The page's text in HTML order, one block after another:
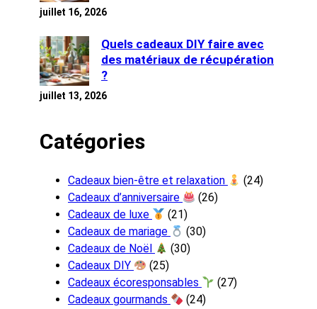
juillet 16, 2026
Quels cadeaux DIY faire avec
des matériaux de récupération
?
juillet 13, 2026
Catégories
Cadeaux bien-être et relaxation
(24)
Cadeaux d’anniversaire
(26)
Cadeaux de luxe
(21)
Cadeaux de mariage
(30)
Cadeaux de Noël
(30)
Cadeaux DIY
(25)
Cadeaux écoresponsables
(27)
Cadeaux gourmands
(24)